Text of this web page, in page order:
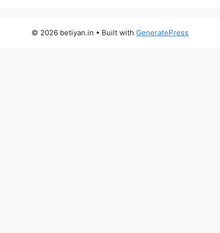
© 2026 betiyan.in • Built with GeneratePress